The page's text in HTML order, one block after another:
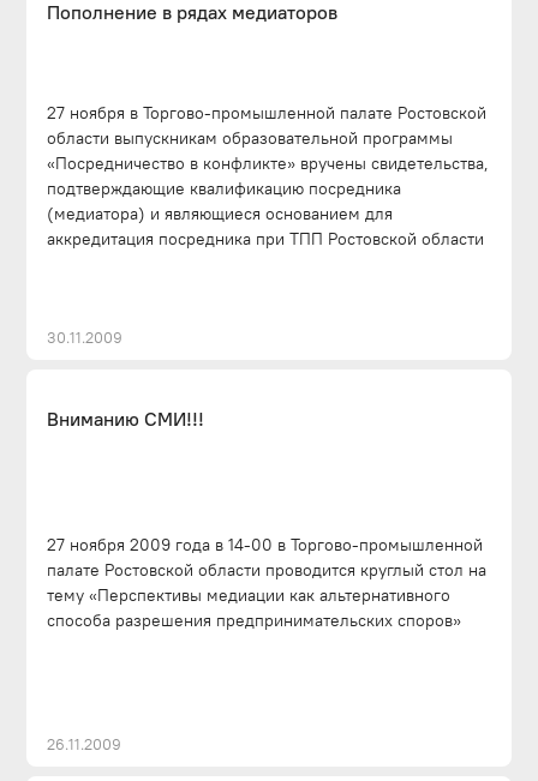
Пополнение в рядах медиаторов
27 ноября в Торгово-промышленной палате Ростовской
области выпускникам образовательной программы
«Посредничество в конфликте» вручены свидетельства,
подтверждающие квалификацию посредника
(медиатора) и являющиеся основанием для
аккредитация посредника при ТПП Ростовской области
30.11.2009
Вниманию СМИ!!!
27 ноября 2009 года в 14-00 в Торгово-промышленной
палате Ростовской области проводится круглый стол на
тему «Перспективы медиации как альтернативного
способа разрешения предпринимательских споров»
26.11.2009